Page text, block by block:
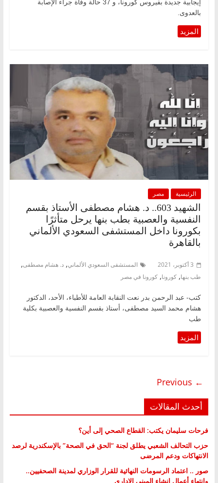
إيجابية جديدة بفيروس كورونا، و 37 حالة وفاة جراء الإصابة
بالعدوى.
الرئيسية مصر
الشهيد 603.. د. هشام مصطفى الأستاذ بقسم
النفسية والعصبية بطب بنها يرحل متأثرًا
بكورونا داخل المستشفى السعودي الألماني
بالقاهرة
3 أكتوبر، 2021 المستشفى السعودي الألماني, د. هشام مصطفى,
طب بنها, كورونا, كورونا في مصر
كتب- عبد الرحمن بدر نعت النقابة العامة للأطباء، الأحد، الدكتور
هشام محمد السيد مصطفى، أستاذ بقسم النفسية والعصبية بكلية
طب
← Previous
أحدث المقالات
فرحات سليمان يكتب: القطاع الصحي إلى أين؟
حزب التحالف الشعبي يطلق لجنة “الحق في الصحة” بالإسكندرية لرصد
الانتهاكات ودعم المرضى
صور .. اعتماد الرسومات النهائية للقرار الوزاري لمدينة الصحفيين..
وانتهاء أعمال إنشاء المبنى الإداري